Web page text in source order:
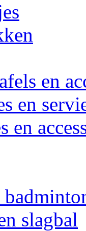
en
en
en
slagbal